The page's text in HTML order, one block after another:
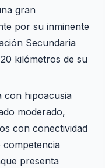
gran
por su inminente
Secundaria
kilómetros de su
con hipoacusia
moderado,
con conectividad
competencia
presenta